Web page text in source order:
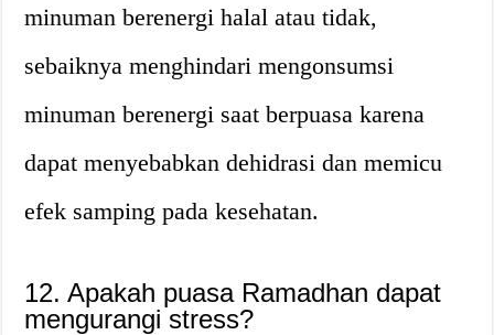
minuman berenergi halal atau tidak,
sebaiknya menghindari mengonsumsi
minuman berenergi saat berpuasa karena
dapat menyebabkan dehidrasi dan memicu
efek samping pada kesehatan.
12. Apakah puasa Ramadhan dapat
mengurangi stress?